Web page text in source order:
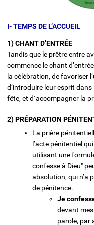
I- TEMPS DE L’ACCUEIL
1) CHANT D’ENTRÉE
Tandis que le prêtre entre
commence le chant
la célébration, de favoriser
d’introduire leur esprit
fête, et d´accompagner la
2) PRÉPARATION
La prière
l’acte pénitentiel
utilisant une
confesse à Dieu"
absolution, qui n’a
de pénitence.
Je
devant mes
parole, par